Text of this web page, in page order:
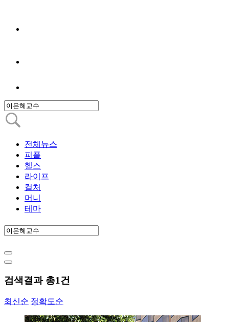
전체뉴스
피플
헬스
라이프
컬처
머니
테마
검색결과 총1건
최신순 정확도순